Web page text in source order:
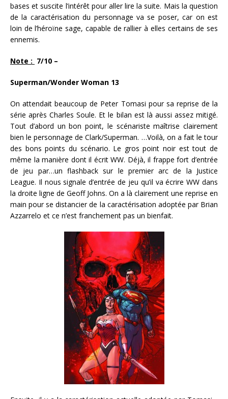
bases et suscite l’intérêt pour aller lire la suite. Mais la question
de la caractérisation du personnage va se poser, car on est
loin de l’héroïne sage, capable de rallier à elles certains de ses
ennemis.
Note : 7/10 –
Superman/Wonder Woman 13
On attendait beaucoup de Peter Tomasi pour sa reprise de la
série après Charles Soule. Et le bilan est là aussi assez mitigé.
Tout d’abord un bon point, le scénariste maîtrise clairement
bien le personnage de Clark/Superman. …Voilà, on a fait le tour
des bons points du scénario. Le gros point noir est tout de
même la manière dont il écrit WW. Déjà, il frappe fort d’entrée
de jeu par…un flashback sur le premier arc de la Justice
League. Il nous signale d’entrée de jeu qu’il va écrire WW dans
la droite ligne de Geoff Johns. On a là clairement une reprise en
main pour se distancier de la caractérisation adoptée par Brian
Azzarrelo et ce n’est franchement pas un bienfait.